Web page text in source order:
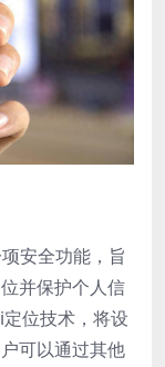
安全功能，旨
并保护个人信
位技术，将设
可以通过其他